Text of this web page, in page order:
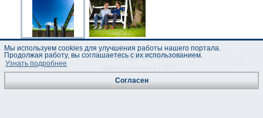
код :
1730414
39.55 EUR
Мы используем cookies для улучшения работы нашего портала.
Продолжая работу, вы соглашаетесь с их использованием.
Узнать подробнее
Согласен